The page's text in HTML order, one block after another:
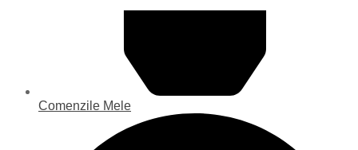
Comenzile Mele